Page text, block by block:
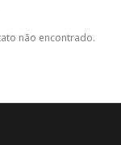
não encontrado.